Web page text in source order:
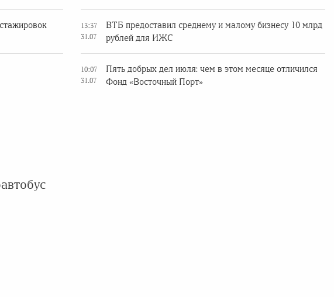
13:37
31.07
ВТБ предоставил среднему и малому бизнесу 10 млрд
рублей для ИЖС
10:07
31.07
Пять добрых дел июля: чем в этом месяце отличился
Фонд «Восточный Порт»